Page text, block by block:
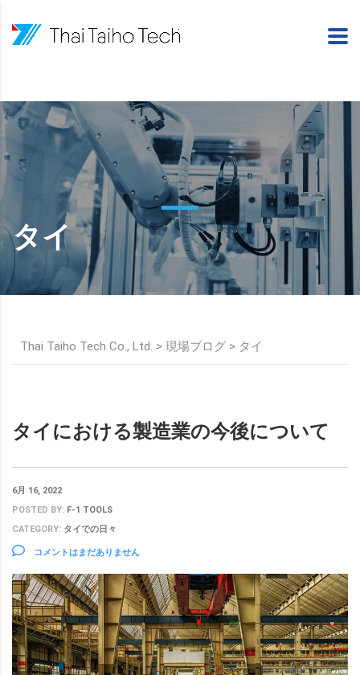
タイ
Thai Taiho Tech Co., Ltd. > 現場ブログ > タイ
タイにおける製造業の今後について
6月 16, 2022
POSTED BY: F-1 TOOLS
CATEGORY: タイでの日々
コメントはまだありません